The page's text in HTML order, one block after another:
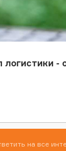
-
на все